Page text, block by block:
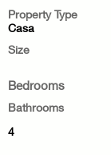
Property Type
Casa
Size
Bedrooms
Bathrooms
4